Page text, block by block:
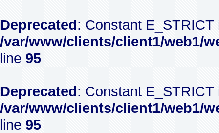
Deprecated: Constant
/var/www/clients/client1/web1/
line 95
Deprecated: Constant
/var/www/clients/client1/web1/
line 95